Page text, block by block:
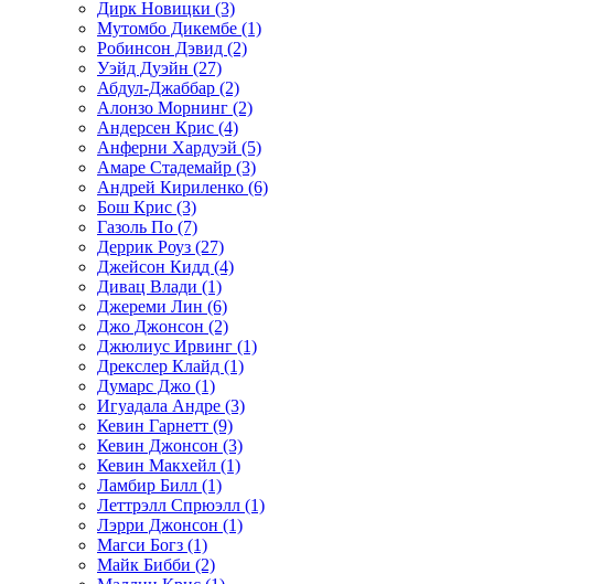
Дирк Новицки (3)
Мутомбо Дикембе (1)
Робинсон Дэвид (2)
Уэйд Дуэйн (27)
Абдул-Джаббар (2)
Алонзо Морнинг (2)
Андерсен Крис (4)
Анферни Xардуэй (5)
Амаре Стадемайр (3)
Андрей Кириленко (6)
Бош Крис (3)
Газоль По (7)
Деррик Роуз (27)
Джейсон Кидд (4)
Дивац Влади (1)
Джереми Лин (6)
Джо Джонсон (2)
Джюлиус Ирвинг (1)
Дрекслер Клайд (1)
Думарс Джо (1)
Игуадала Андре (3)
Кевин Гарнетт (9)
Кевин Джонсон (3)
Кевин Макхейл (1)
Ламбир Билл (1)
Леттрэлл Спрюэлл (1)
Лэрри Джонсон (1)
Магси Богз (1)
Майк Бибби (2)